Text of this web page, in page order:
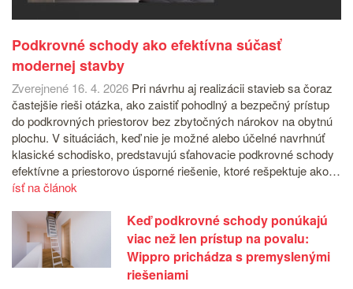
Podkrovné schody ako efektívna súčasť
modernej stavby
Zverejnené 16. 4. 2026 Pri návrhu aj realizácii stavieb sa čoraz
častejšie rieši otázka, ako zaistiť pohodlný a bezpečný prístup
do podkrovných priestorov bez zbytočných nárokov na obytnú
plochu. V situáciách, keď nie je možné alebo účelné navrhnúť
klasické schodisko, predstavujú sťahovacie podkrovné schody
efektívne a priestorovo úsporné riešenie, ktoré rešpektuje ako…
ísť na článok
Keď podkrovné schody ponúkajú
viac než len prístup na povalu:
Wippro prichádza s premyslenými
riešeniami